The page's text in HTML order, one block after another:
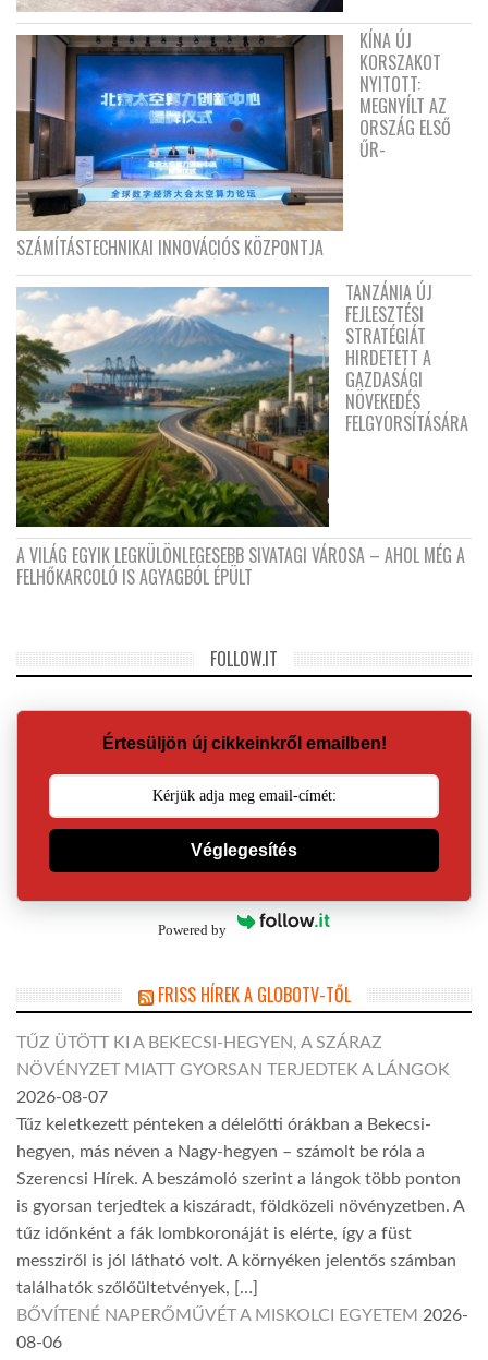
KÍNA ÚJ
KORSZAKOT
NYITOTT:
MEGNYÍLT AZ
ORSZÁG ELSŐ
ŰR-
SZÁMÍTÁSTECHNIKAI INNOVÁCIÓS KÖZPONTJA
TANZÁNIA ÚJ
FEJLESZTÉSI
STRATÉGIÁT
HIRDETETT A
GAZDASÁGI
NÖVEKEDÉS
FELGYORSÍTÁSÁRA
A VILÁG EGYIK LEGKÜLÖNLEGESEBB SIVATAGI VÁROSA – AHOL MÉG A
FELHŐKARCOLÓ IS AGYAGBÓL ÉPÜLT
FOLLOW.IT
Értesüljön új cikkeinkről emailben!
Véglegesítés
Powered by
FRISS HÍREK A GLOBOTV-TŐL
TŰZ ÜTÖTT KI A BEKECSI-HEGYEN, A SZÁRAZ
NÖVÉNYZET MIATT GYORSAN TERJEDTEK A LÁNGOK
2026-08-07
Tűz keletkezett pénteken a délelőtti órákban a Bekecsi-
hegyen, más néven a Nagy-hegyen – számolt be róla a
Szerencsi Hírek. A beszámoló szerint a lángok több ponton
is gyorsan terjedtek a kiszáradt, földközeli növényzetben. A
tűz időnként a fák lombkoronáját is elérte, így a füst
messziről is jól látható volt. A környéken jelentős számban
találhatók szőlőültetvények, […]
BŐVÍTENÉ NAPERŐMŰVÉT A MISKOLCI EGYETEM 2026-
08-06